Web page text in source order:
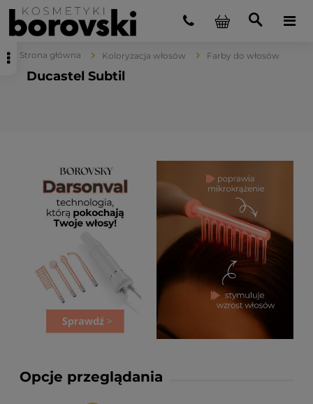
Strona główna Koloryzacja włosów Farby do włosów
Ducastel Subtil
Opcje przeglądania